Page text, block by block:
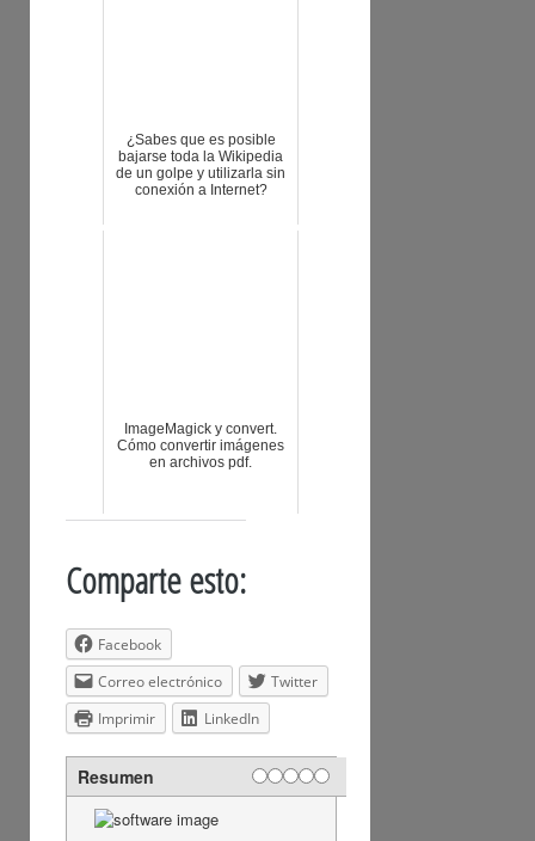
¿Sabes que es posible
bajarse toda la Wikipedia
de un golpe y utilizarla sin
conexión a Internet?
ImageMagick y convert.
Cómo convertir imágenes
en archivos pdf.
Comparte esto:
Facebook
Correo electrónico
Twitter
Imprimir
LinkedIn
Resumen